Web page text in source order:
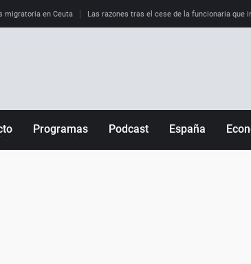
migratoria en Ceuta Las razones tras el cese de la funcionaria que
Programas Podcast España